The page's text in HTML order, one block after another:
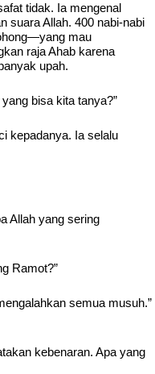
tidak. Ia mengenal
suara Allah. 400 nabi-nabi
mau
raja Ahab karena
upah.
bisa kita tanya?”
kepadanya. Ia selalu
Allah yang sering
Ramot?”
semua musuh.”
kebenaran. Apa yang